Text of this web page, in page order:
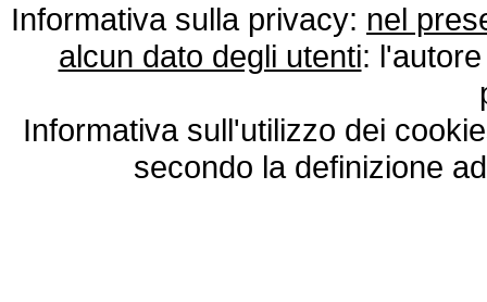
Informativa sulla privacy: nel
alcun dato degli utenti:
Informativa sull'utilizzo dei
secondo la definizione